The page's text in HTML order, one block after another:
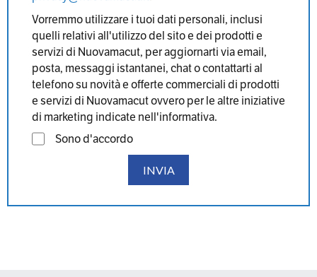
Vorremmo utilizzare i tuoi dati personali, inclusi
quelli relativi all'utilizzo del sito e dei prodotti e
servizi di Nuovamacut, per aggiornarti via email,
posta, messaggi istantanei, chat o contattarti al
telefono su novità e offerte commerciali di prodotti
e servizi di Nuovamacut ovvero per le altre iniziative
di marketing indicate nell'informativa.
Sono d'accordo